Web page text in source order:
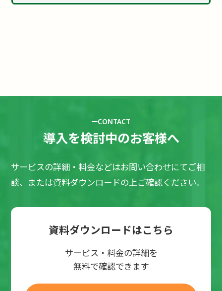
CONTACT
導入を検討中のお客様へ
サービスの詳細・料金などはお問い合わせにてご相
談、または資料ダウンロードの上ご確認ください。
資料ダウンロードはこちら
サービス・料金の詳細を
無料で確認できます